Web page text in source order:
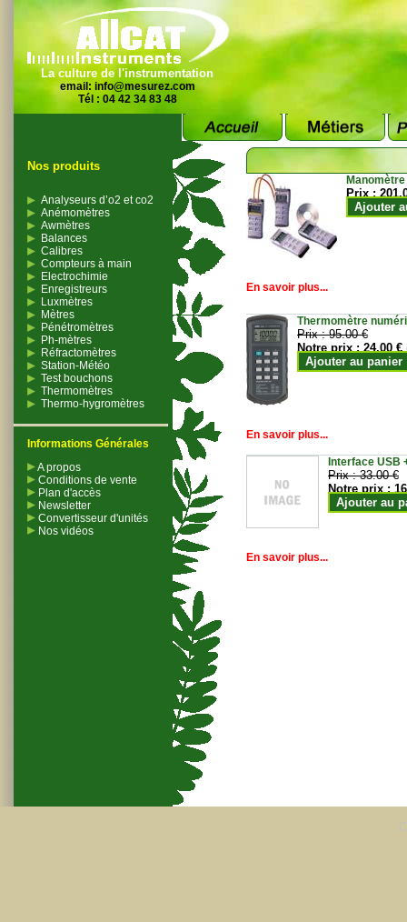
La culture de l'instrumentation
email: info@mesurez.com
Tél : 04 42 34 83 48
Nos produits
Analyseurs d’o2 et co2
Anémomètres
Awmètres
Balances
Calibres
Compteurs à main
Electrochimie
Enregistreurs
Luxmètres
Mètres
Pénétromètres
Ph-mètres
Réfractomètres
Station-Météo
Test bouchons
Thermomètres
Thermo-hygromètres
Informations Générales
A propos
Conditions de vente
Plan d'accès
Newsletter
Convertisseur d'unités
Nos vidéos
Prix :
Ajouter
En savoir plus...
Thermomètre
Prix :95.00 €
Notre prix :24.00 €
Ajouter au panier
En savoir plus...
Interface USB
Prix :33.00 €
Notre prix :
Ajouter au
En savoir plus...